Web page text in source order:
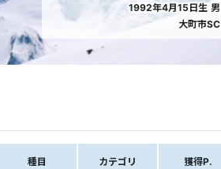
1992年4月15日生 男
大町市SC
種目 カテゴリ 獲得P.